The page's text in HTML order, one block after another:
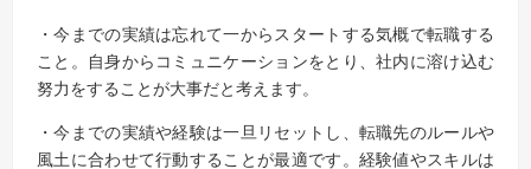
・今までの実績は忘れて一からスタートする気概で転職する
こと。自身からコミュニケーションをとり、社内に溶け込む
努力をすることが大事だと考えます。
・今までの実績や経験は一旦リセットし、転職先のルールや
風土に合わせて行動することが最適です。経験値やスキルは